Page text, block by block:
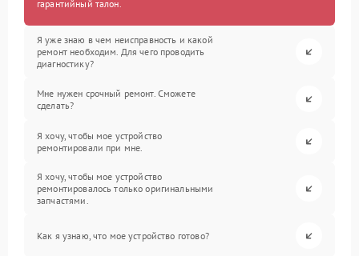
гарантийный талон.
Я уже знаю в чем неисправность и какой
ремонт необходим. Для чего проводить
диагностику?
Мне нужен срочный ремонт. Сможете
сделать?
Я хочу, чтобы мое устройство
ремонтировали при мне.
Я хочу, чтобы мое устройство
ремонтировалось только оригинальными
запчастями.
Как я узнаю, что мое устройство готово?